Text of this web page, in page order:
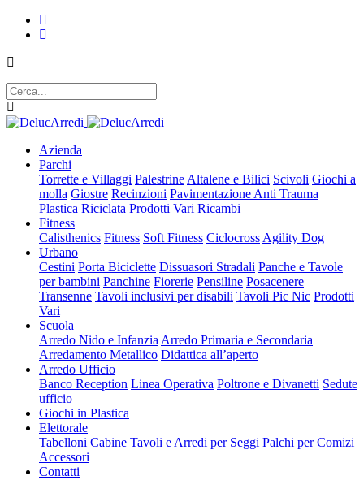
Azienda
Parchi
Torrette e Villaggi Palestrine Altalene e Bilici Scivoli Giochi a
molla Giostre Recinzioni Pavimentazione Anti Trauma
Plastica Riciclata Prodotti Vari Ricambi
Fitness
Calisthenics Fitness Soft Fitness Ciclocross Agility Dog
Urbano
Cestini Porta Biciclette Dissuasori Stradali Panche e Tavole
per bambini Panchine Fiorerie Pensiline Posacenere
Transenne Tavoli inclusivi per disabili Tavoli Pic Nic Prodotti
Vari
Scuola
Arredo Nido e Infanzia Arredo Primaria e Secondaria
Arredamento Metallico Didattica all’aperto
Arredo Ufficio
Banco Reception Linea Operativa Poltrone e Divanetti Sedute
ufficio
Giochi in Plastica
Elettorale
Tabelloni Cabine Tavoli e Arredi per Seggi Palchi per Comizi
Accessori
Contatti